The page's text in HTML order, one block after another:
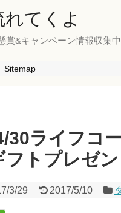
てくよ
賞&キャンペーン情報収集
Sitemap
30ライフコ
トプレゼ
3/29 2017/5/10